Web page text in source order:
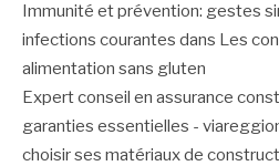
Immunité et prévention: gestes
infections courantes dans Les
alimentation sans gluten
Expert conseil en assurance
garanties essentielles -
choisir ses matériaux de